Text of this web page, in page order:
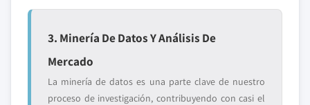
3. Minería De Datos Y Análisis De
Mercado
La minería de datos es una parte clave de nuestro
proceso de investigación, contribuyendo con casi el